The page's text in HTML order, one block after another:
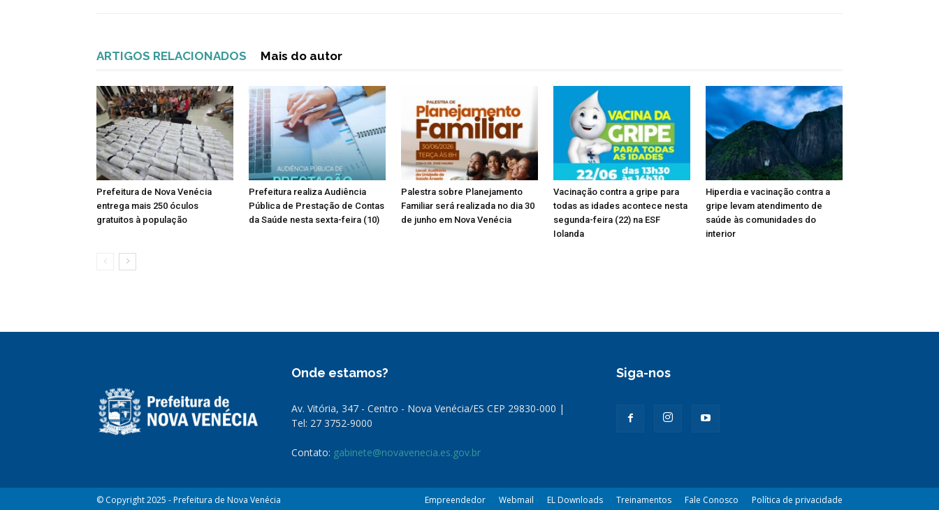
ARTIGOS RELACIONADOS Mais do autor
Prefeitura de Nova Venécia
entrega mais 250 óculos
gratuitos à população
Prefeitura realiza Audiência
Pública de Prestação de Contas
da Saúde nesta sexta-feira (10)
Palestra sobre Planejamento
Familiar será realizada no dia 30
de junho em Nova Venécia
Vacinação contra a gripe para
todas as idades acontece nesta
segunda-feira (22) na ESF
Iolanda
Hiperdia e vacinação contra a
gripe levam atendimento de
saúde às comunidades do
interior
Onde estamos?
Av. Vitória, 347 - Centro - Nova Venécia/ES CEP 29830-000 |
Tel: 27 3752-9000
Contato: gabinete@novavenecia.es.gov.br
Siga-nos
Empreendedor Webmail EL Downloads Treinamentos Fale Conosco Política de privacidade
© Copyright 2025 - Prefeitura de Nova Venécia